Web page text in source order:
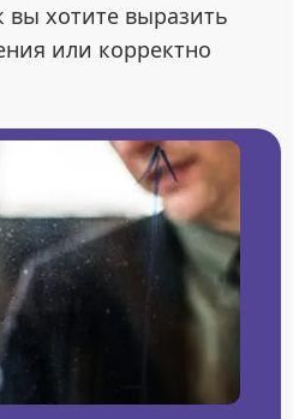
вы хотите выразить
или корректно